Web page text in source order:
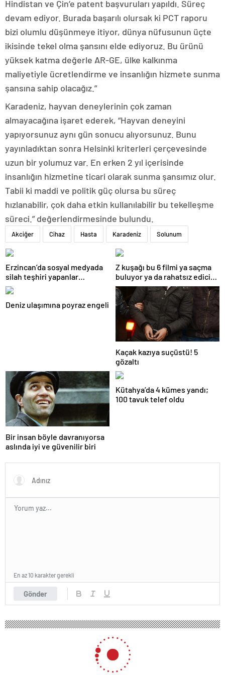
Hindistan ve Çin’e patent başvuruları yapıldı. Süreç
devam ediyor. Burada başarılı olursak ki PCT raporu
bizi olumlu düşünmeye itiyor, dünya nüfusunun üçte
ikisinde tekel olma şansını elde ediyoruz. Bu ürünü
yüksek katma değerle AR-GE, ülke kalkınma
maliyetiyle ücretlendirme ve insanlığın hizmete sunma
şansına sahip olacağız.”
Karadeniz, hayvan deneylerinin çok zaman
almayacağına işaret ederek, “Hayvan deneyini
yapıyorsunuz aynı gün sonucu alıyorsunuz. Bunu
yayınladıktan sonra Helsinki kriterleri çerçevesinde
uzun bir yolumuz var. En erken 2 yıl içerisinde
insanlığın hizmetine ticari olarak sunma şansımız olur.
Tabii ki maddi ve politik güç olursa bu süreç
hızlanabilir, çok daha etkin kullanılabilir bu tekelleşme
süreci.” değerlendirmesinde bulundu.
Akciğer Cihaz Hasta Karadeniz Solunum
Erzincan’da sosyal medyada
silah teşhiri yapanlar
yakalandı
Z kuşağı bu 6 filmi ya saçma
buluyor ya da rahatsız edici
ve toksik!
Deniz ulaşımına poyraz engeli
Kaçak kazıya suçüstü! 5
gözaltı
Bir insan böyle davranıyorsa
aslında iyi ve güvenilir biri
Kütahya’da 4 kümes yandı;
100 tavuk telef oldu
Gönder
En az 10 karakter gerekli